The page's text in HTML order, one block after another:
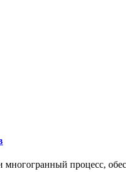
процесс,